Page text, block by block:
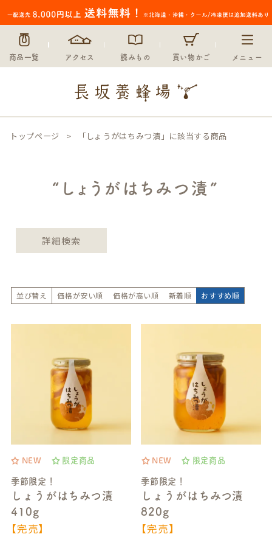
商品一覧 アクセス 読みもの 買い物かご メニュー
トップページ 「しょうがはちみつ漬」に該当する商品
“しょうがはちみつ漬”
詳細検索
〜
在庫なし商品
在庫なし商品を表示しない
登録順
優先度順
並び替え 価格が安い順 価格が高い順 新着順 おすすめ順
NEW 限定商品
季節限定！
しょうがはちみつ漬
410g
【完売】
NEW 限定商品
季節限定！
しょうがはちみつ漬
820g
【完売】